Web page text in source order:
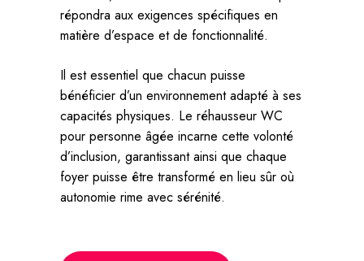
répondra aux exigences spécifiques en
matière d’espace et de fonctionnalité.
Il est essentiel que chacun puisse
bénéficier d’un environnement adapté à ses
capacités physiques. Le réhausseur WC
pour personne âgée incarne cette volonté
d’inclusion, garantissant ainsi que chaque
foyer puisse être transformé en lieu sûr où
autonomie rime avec sérénité.